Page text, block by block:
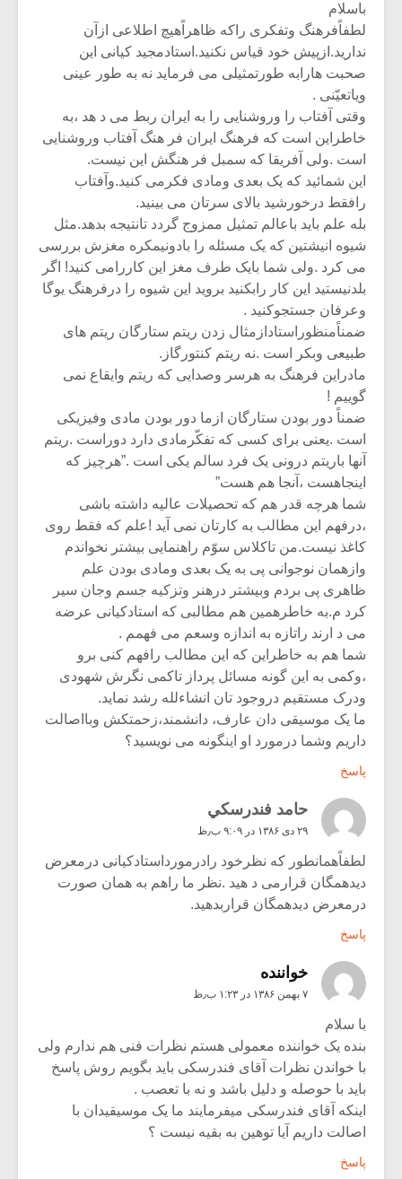
باسلام
لطفاًفرهنگ وتفکری راکه ظاهراًهیچ اطلاعی ازآن
ندارید.ازپیش خود قیاس نکنید.استادمجید کیانی این
صحبت هارابه طورتمثیلی می فرماید نه به طور عینی
ویاتعیّنی .
وقتی آفتاب را وروشنایی را به ایران ربط می د هد ،به
خاطراین است که فرهنگ ایران فر هنگ آفتاب وروشنایی
است .ولی آفریقا که سمبل فر هنگش این نیست.
این شمائید که یک بعدی ومادی فکرمی کنید.وآفتاب
رافقط درخورشید بالای سرتان می بینید.
بله علم باید باعالم تمثیل ممزوج گردد تانتیجه بدهد.مثل
شیوه انیشتین که یک مسئله را بادونیمکره مغزش بررسی
می کرد .ولی شما بایک طرف مغز این کاررامی کنید! اگر
بلدنیستید این کار رابکنید بروید این شیوه را درفرهنگ یوگا
وعرفان جستجوکنید .
ضمناًمنظوراستادازمثال زدن ریتم ستارگان ریتم های
طبیعی وبکر است .نه ریتم کنتورگاز.
مادراین فرهنگ به هرسر وصدایی که ریتم وایقاع نمی
گوییم !
ضمناً دور بودن ستارگان ازما دور بودن مادی وفیزیکی
است .یعنی برای کسی که تفکّرمادی دارد دوراست .ریتم
آنها باریتم درونی یک فرد سالم یکی است .”هرچیز که
اینجاهست ،آنجا هم هست”
شما هرچه قدر هم که تحصیلات عالیه داشته باشی
،درفهم این مطالب به کارتان نمی آید !علم که فقط روی
کاغذ نیست.من تاکلاس سوّم راهنمایی بیشتر نخواندم
وازهمان نوجوانی پی به یک بعدی ومادی بودن علم
ظاهری پی بردم وبیشتر درهنر وتزکیه جسم وجان سیر
کرد م.به خاطرهمین هم مطالبی که استادکیانی عرضه
می د ارند راتازه به اندازه وسعم می فهمم .
شما هم به خاطراین که این مطالب رافهم کنی برو
،وکمی به این گونه مسائل پرداز تاکمی نگرش شهودی
ودرک مستقیم دروجود تان انشاءلله رشد نماید.
ما یک موسیقی دان عارف، دانشمند،زحمتکش وبااصالت
داریم وشما درمورد او اینگونه می نویسید؟
پاسخ
حامد فندرسكي
۲۹ دی ۱۳۸۶ در ۹:۰۹ ب٫ظ
لطفاًهمانطور که نظرخود رادرمورداستادکیانی درمعرض
دیدهمگان قرارمی د هید .نظر ما راهم به همان صورت
درمعرض دیدهمگان قراربدهید.
پاسخ
خواننده
۷ بهمن ۱۳۸۶ در ۱:۲۳ ب٫ظ
با سلام
بنده یک خواننده معمولی هستم نظرات فنی هم ندارم ولی
با خواندن نظرات آقای فندرسکی باید بگویم روش پاسخ
باید با حوصله و دلیل باشد و نه با تعصب .
اینکه آقای فندرسکی میفرمایند ما یک موسیقیدان با
اصالت داریم آیا توهین به بقیه نیست ؟
پاسخ